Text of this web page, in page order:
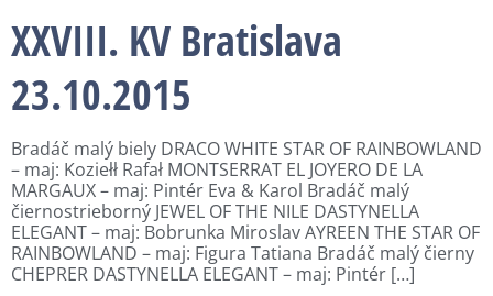
XXVIII. KV Bratislava
23.10.2015
Bradáč malý biely DRACO WHITE STAR OF RAINBOWLAND
– maj: Koziełł Rafał MONTSERRAT EL JOYERO DE LA
MARGAUX – maj: Pintér Eva & Karol Bradáč malý
čiernostrieborný JEWEL OF THE NILE DASTYNELLA
ELEGANT – maj: Bobrunka Miroslav AYREEN THE STAR OF
RAINBOWLAND – maj: Figura Tatiana Bradáč malý čierny
CHEPRER DASTYNELLA ELEGANT – maj: Pintér […]